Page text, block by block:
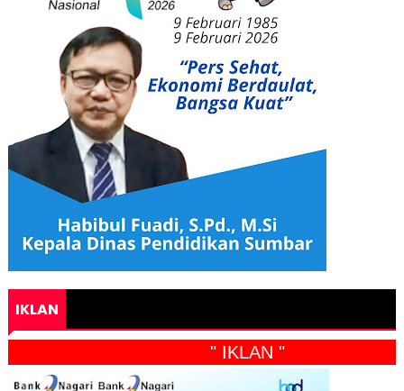
IKLAN
" IKLAN "